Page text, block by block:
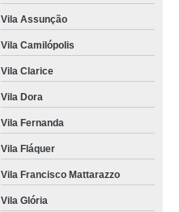
Vila Assunção
Vila Camilópolis
Vila Clarice
Vila Dora
Vila Fernanda
Vila Fláquer
Vila Francisco Mattarazzo
Vila Glória